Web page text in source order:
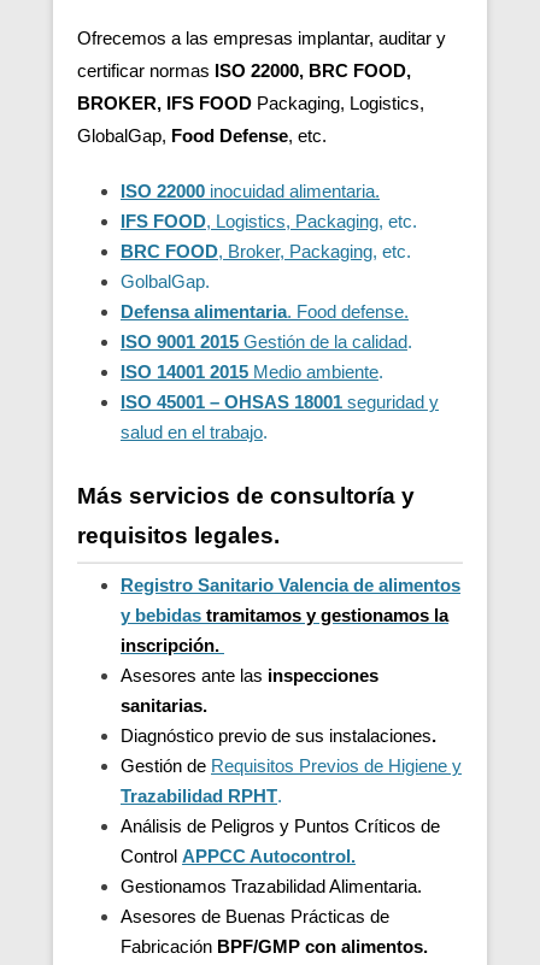
Ofrecemos a las empresas implantar, auditar y
certificar normas ISO 22000, BRC FOOD,
BROKER, IFS FOOD Packaging, Logistics,
GlobalGap, Food Defense, etc.
ISO 22000 inocuidad alimentaria.
IFS FOOD, Logistics, Packaging, etc.
BRC FOOD, Broker, Packaging, etc.
GolbalGap.
Defensa alimentaria. Food defense.
ISO 9001 2015 Gestión de la calidad.
ISO 14001 2015 Medio ambiente.
ISO 45001 – OHSAS 18001 seguridad y
salud en el trabajo.
Más servicios de consultoría y
requisitos legales.
Registro Sanitario Valencia de alimentos
y bebidas tramitamos y gestionamos la
inscripción.
Asesores ante las inspecciones
sanitarias.
Diagnóstico previo de sus instalaciones.
Gestión de Requisitos Previos de Higiene y
Trazabilidad RPHT.
Análisis de Peligros y Puntos Críticos de
Control APPCC Autocontrol.
Gestionamos Trazabilidad Alimentaria.
Asesores de Buenas Prácticas de
Fabricación BPF/GMP con alimentos.